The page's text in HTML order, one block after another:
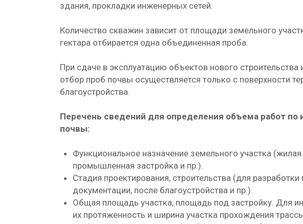
здания, прокладки инженерных сетей.
Количество скважин зависит от площади земельного
гектара отбирается одна объединенная проба.
При сдаче в эксплуатацию объектов нового строительства
отбор проб почвы осуществляется только с поверхности
благоустройства.
Перечень сведений для определения объема работ по
почвы:
Функциональное назначение земельного участка (жилая
промышленная застройка и пр.).
Стадия проектирования, строительства (для разработки
документации, после благоустройства и пр.).
Общая площадь участка, площадь под застройку. Для
их протяженность и ширина участка прохождения